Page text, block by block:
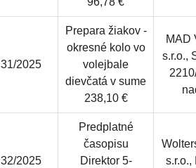
31/2025
Prepara žiakov -
okresné kolo vo
volejbale
dievčatá v sume
238,10 €
MAD
s.r.o.,
32/2025
Predplatné
časopisu
Direktor 5-
s.r.o.,